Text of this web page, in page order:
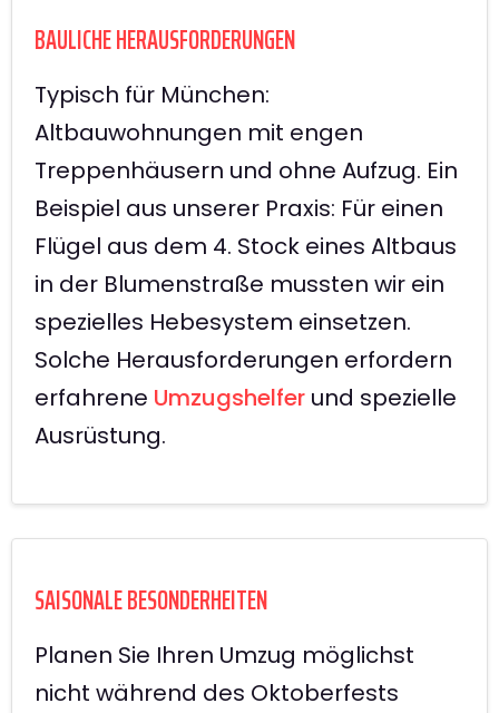
BAULICHE HERAUSFORDERUNGEN
Typisch für München:
Altbauwohnungen mit engen
Treppenhäusern und ohne Aufzug. Ein
Beispiel aus unserer Praxis: Für einen
Flügel aus dem 4. Stock eines Altbaus
in der Blumenstraße mussten wir ein
spezielles Hebesystem einsetzen.
Solche Herausforderungen erfordern
erfahrene Umzugshelfer und spezielle
Ausrüstung.
SAISONALE BESONDERHEITEN
Planen Sie Ihren Umzug möglichst
nicht während des Oktoberfests